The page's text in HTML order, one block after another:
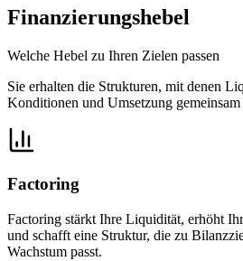
Finanzierungshebel
Welche Hebel zu Ihren Zielen passen
Sie erhalten die Strukturen, mit denen
Konditionen und Umsetzung
Factoring
Factoring stärkt Ihre Liquidität, erhöht
und schafft eine Struktur, die zu
Wachstum passt.